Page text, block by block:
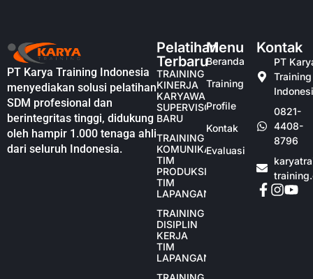
PT Karya Training Indonesia
menyediakan solusi pelatihan
SDM profesional dan
berintegritas tinggi, didukung
oleh hampir 1.000 tenaga ahli
dari seluruh Indonesia.
Pelatihan
Terbaru
TRAINING
KINERJA
KARYAWAN
SUPERVISOR
BARU
TRAINING
KOMUNIKASI
TIM
PRODUKSI
TIM
LAPANGAN
TRAINING
DISIPLIN
KERJA
TIM
LAPANGAN
Menu
Beranda
Training
Profile
Kontak
Evaluasi
Kontak
PT
Training
0821-
4408-
8796